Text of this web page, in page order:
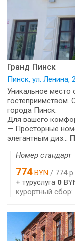
Гранд Пинск
Пинск, ул. Ленина,
Уникальное место
гостеприимством.
города Пинск.
Для вашего
— Просторные
элегантным диз...
Номер стандарт
774BYN / 774 р.
+ туруслуга 0
курортный сбор: